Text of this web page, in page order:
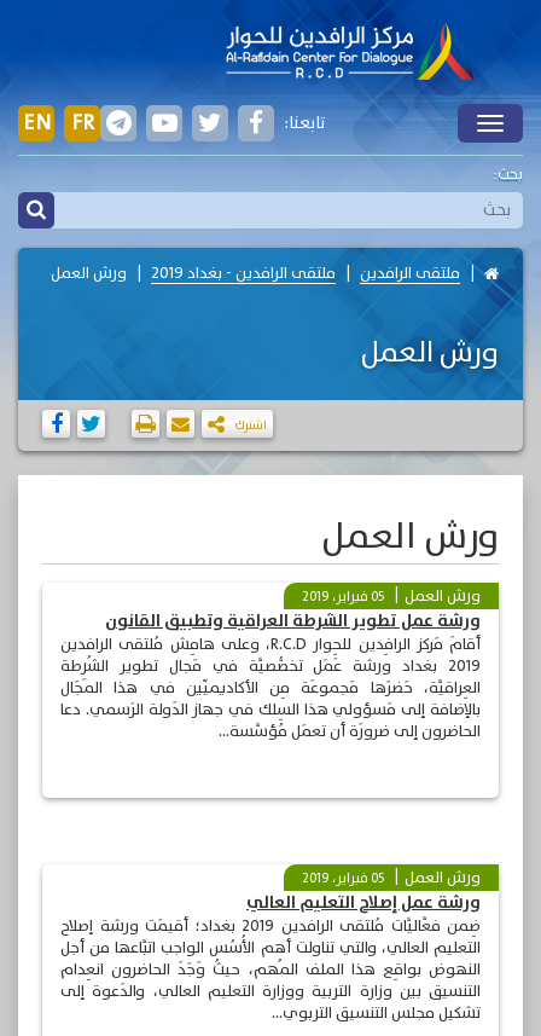
Toggle
EN FR تابعنا:
بحث:
ملتقى الرافدين ملتقى الرافدين - بغداد 2019 ورش العمل
ورش العمل
اشترك
ورش العمل
ورش العمل 05 فبراير، 2019
ورشة عمل تطوير الشرطة العراقية وتطبيق القانون
أقامَ مَركز الرافِدين للحِوار R.C.D، وعلى هامِش مُلتقى الرافدين
2019 بغداد ورشة عَمَل تخصُّصيَّة في مَجال تطوير الشُرطة
العِراقيَّة، حَضرَها مَجموعَة مِن الأكاديميّين في هذا المَجَال
بالإضافة إلى مَسؤولي هذا السِلك في جهاز الدَولة الرَسمي. دعا
الحاضرون إلى ضرورَة أن تعمَل مُؤسَّسة...
ورش العمل 05 فبراير، 2019
ورشة عمل إصلاح التعليم العالي
ضِمن فعَّاليَّات مُلتقى الرافدين 2019 بغداد؛ أُقيمَت ورشة إصلاح
التعليم العالي، والتي تناولت أهم الأُسُس الواجب اتبَّاعها من أجل
النهوض بواقِع هذا الملف المُهم، حيثُ وَجَدَ الحاضرون انعِدام
التنسيق بين وزارة التربية ووزارة التعليم العالي، والدَعوة إلى
تشكيل مجلس التنسيق التربوي...